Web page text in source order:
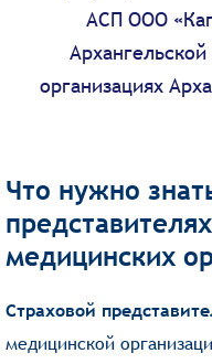
АСП ООО
организациях
Что нужно
медицинских
Страховой
медицинской